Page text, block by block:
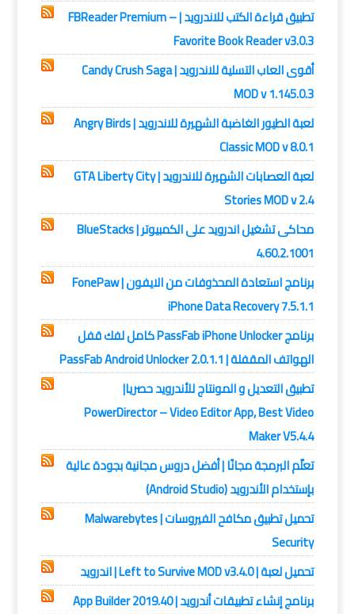
تطبيق قراءة الكتب للاندرويد | FBReader Premium –
Favorite Book Reader v3.0.3
أقوى العاب التسلية للاندرويد | Candy Crush Saga
MOD v 1.145.0.3
لعبة الطيور الغاضبة الشهيرة للاندرويد | Angry Birds
Classic MOD v 8.0.1
لعبة العصابات الشهيرة للاندرويد | GTA Liberty City
Stories MOD v 2.4
محاكى تشغيل اندرويد على الكمبيوتر | BlueStacks
4.60.2.1001
برنامج استعادة المحذوفات من الايفون | FonePaw
iPhone Data Recovery 7.5.1.1
برنامج PassFab iPhone Unlocker كامل لفك قفل
الهواتف المقفلة | PassFab Android Unlocker 2.0.1.1
تطبيق التعديل و المونتاج للأندرويد حصريا|
PowerDirector – Video Editor App, Best Video
Maker V5.4.4
تعلّم البرمجة مجانًا | أفضل دروس مجانية بجودة عالية‏
بإستخدام الأندرويد (Android Studio)
تحميل تطبيق مكافح الفيروسات | Malwarebytes
Security
تحميل لعبة | Left to Survive MOD v3.4.0 | اندرويد
برنامج إنشاء تطبيقات أندرويد | App Builder 2019.40